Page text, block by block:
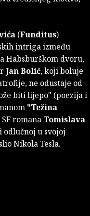
(Funditus)
intriga između
Habsburškom dvoru,
Jan Bolić, koji boluje
ne odustaje od
biti lijepo" (poezija i
"Težina
romana Tomislava
odlučnoj u svojoj
Nikola Tesla.